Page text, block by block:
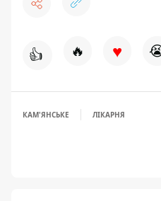
👍 🔥 ♥
КАМ'ЯНСЬКЕ ЛІКАРНЯ